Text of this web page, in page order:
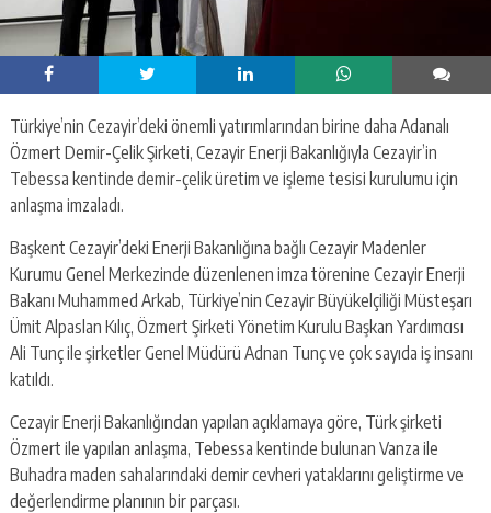
Türkiye’nin Cezayir’deki önemli yatırımlarından birine daha Adanalı
Özmert Demir-Çelik Şirketi, Cezayir Enerji Bakanlığıyla Cezayir’in
Tebessa kentinde demir-çelik üretim ve işleme tesisi kurulumu için
anlaşma imzaladı.
Başkent Cezayir’deki Enerji Bakanlığına bağlı Cezayir Madenler
Kurumu Genel Merkezinde düzenlenen imza törenine Cezayir Enerji
Bakanı Muhammed Arkab, Türkiye’nin Cezayir Büyükelçiliği Müsteşarı
Ümit Alpaslan Kılıç, Özmert Şirketi Yönetim Kurulu Başkan Yardımcısı
Ali Tunç ile şirketler Genel Müdürü Adnan Tunç ve çok sayıda iş insanı
katıldı.
Cezayir Enerji Bakanlığından yapılan açıklamaya göre, Türk şirketi
Özmert ile yapılan anlaşma, Tebessa kentinde bulunan Vanza ile
Buhadra maden sahalarındaki demir cevheri yataklarını geliştirme ve
değerlendirme planının bir parçası.